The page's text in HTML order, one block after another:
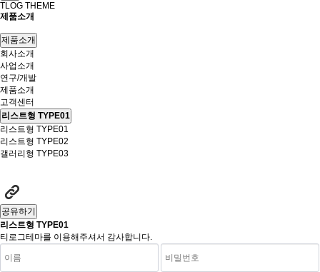
TLOG THEME
제품소개
제품소개
회사소개
사업소개
연구/개발
제품소개
고객센터
리스트형 TYPE01
리스트형 TYPE01
리스트형 TYPE02
갤러리형 TYPE03
공유하기
리스트형 TYPE01
티로그테마를 이용해주셔서 감사합니다.